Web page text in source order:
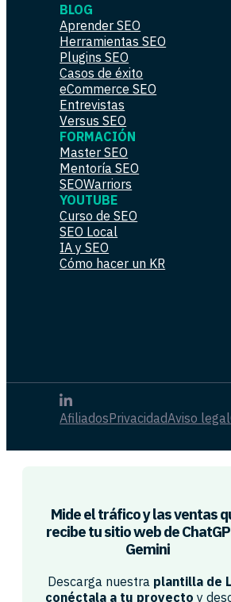
BLOG
Aprender SEO
Herramientas SEO
Plugins SEO
Casos de éxito
eCommerce SEO
Entrevistas
Versus SEO
FORMACIÓN
Master SEO
Mentoría SEO
SEOWarriors
YOUTUBE
Curso de SEO
SEO Local
IA y SEO
Cómo hacer un KR
AfiliadosPrivacidadAviso legal
Mide el tráfico y las ventas
recibe tu sitio web de
Gemini​
Descarga nuestra plantilla de
conéctala a tu proyecto y